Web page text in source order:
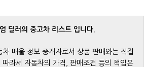
딜러의 중고차 리스트 입니다.
매울 정보 중개자로서 상품 판매와는 직접
라서 자동차의 가격, 판매조건 등의 책임은